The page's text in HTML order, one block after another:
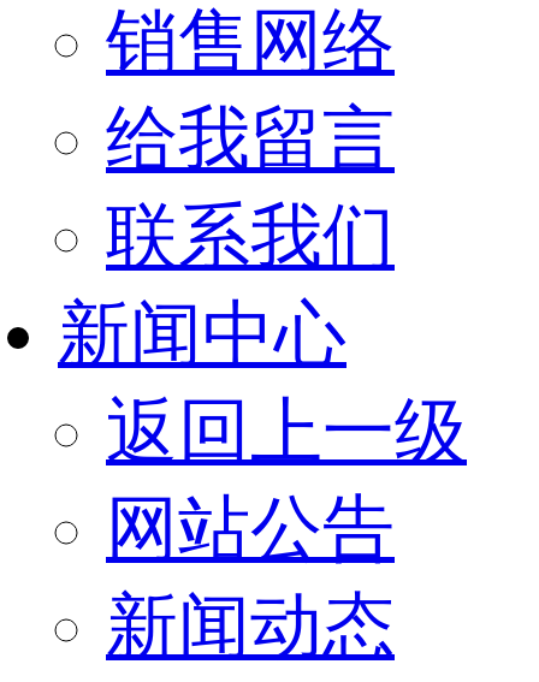
销售网络
给我留言
联系我们
新闻中心
返回上一级
网站公告
新闻动态